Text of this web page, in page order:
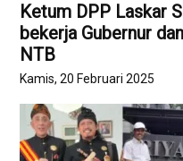
Ketum DPP Laskar
bekerja Gubernur
NTB
Kamis, 20 Februari 2025